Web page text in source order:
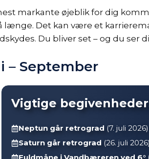
markante øjeblik for dig
længe. Det kan være et
Du bliver set – og du ser
– September
Vigtige
Neptun går retrograd (7. juli 2026)
Saturn går retrograd (26. juli 2026)